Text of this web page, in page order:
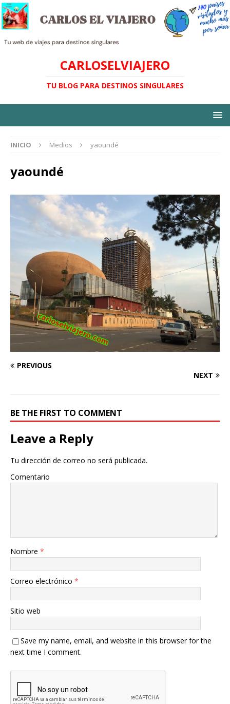
CARLOSELVIAJERO
TU BLOG PARA DESTINOS SINGULARES
INICIO Medios yaoundé
yaoundé
PREVIOUS
NEXT
BE THE FIRST TO COMMENT
Leave a Reply
Tu dirección de correo no será publicada.
Comentario
Nombre *
Correo electrónico *
Sitio web
Save my name, email, and website in this browser for the
next time I comment.